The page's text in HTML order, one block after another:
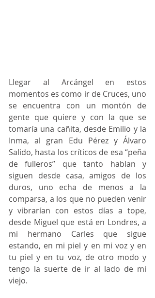
Llegar al Arcángel en estos
momentos es como ir de Cruces, uno
se encuentra con un montón de
gente que quiere y con la que se
tomaría una cañita, desde Emilio y la
Inma, al gran Edu Pérez y Álvaro
Salido, hasta los críticos de esa “peña
de fulleros” que tanto hablan y
siguen desde casa, amigos de los
duros, uno echa de menos a la
comparsa, a los que no pueden venir
y vibrarían con estos días a tope,
desde Miguel que está en Londres, a
mi hermano Carles que sigue
estando, en mi piel y en mi voz y en
tu piel y en tu voz, de otro modo y
tengo la suerte de ir al lado de mi
viejo.